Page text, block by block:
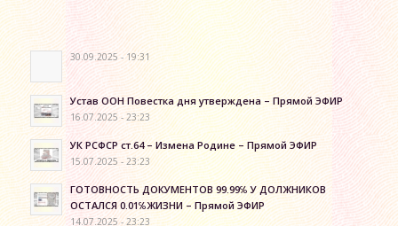
30.09.2025 - 19:31
Устав ООН Повестка дня утверждена – Прямой ЭФИР
16.07.2025 - 23:23
УК РСФСР ст.64 – Измена Родине – Прямой ЭФИР
15.07.2025 - 23:23
ГОТОВНОСТЬ ДОКУМЕНТОВ 99.99℅ У ДОЛЖНИКОВ
ОСТАЛСЯ 0.01℅ЖИЗНИ – Прямой ЭФИР
14.07.2025 - 23:23